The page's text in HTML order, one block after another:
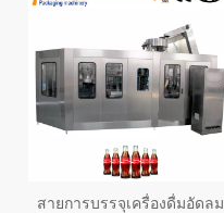
สายการบรรจุเครื่องดื่มอัดลม